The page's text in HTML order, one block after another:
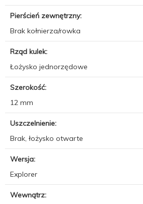
Pierścień zewnętrzny:
Brak kołnierza/rowka
Rząd kulek:
Łożysko jednorzędowe
Szerokość:
12 mm
Uszczelnienie:
Brak, łożysko otwarte
Wersja:
Explorer
Wewnątrz: